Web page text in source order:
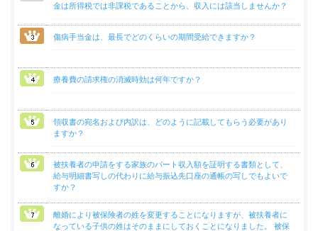
書
一
あ
る
問
合
案
金は所得税では非課税であることから、収入には該当しませんか？
傷病手当金は、最長でどのくらいの期間受給できますか？
療養費の請求権の消滅時効は何年ですか？
領収書の宛名および内訳は、どのように記載してもらう必要があり
ますか？
被扶養者の申請をする家族のパート収入額を証明する書類として、
給与明細書写しの代わりに給与振込先口座の通帳の写しでもよいで
すか？
離婚により被保険者の姓を変更することになりますが、被扶養者に
なっている子供の姓はそのままにしておくことになりました。 被保